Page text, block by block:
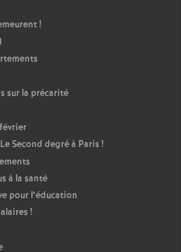
!
sur la précarité
Second degré à Paris !
à la santé
pour l’éducation
!